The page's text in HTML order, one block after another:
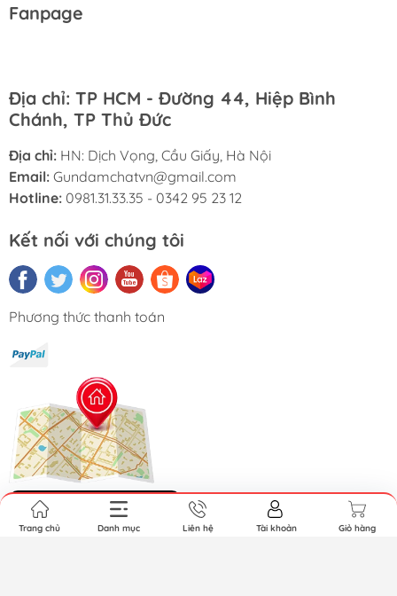
Fanpage
Địa chỉ: TP HCM - Đường 44, Hiệp Bình
Chánh, TP Thủ Đức
Địa chỉ: HN: Dịch Vọng, Cầu Giấy, Hà Nội
Email: Gundamchatvn@gmail.com
Hotline: 0981.31.33.35 - 0342 95 23 12
Kết nối với chúng tôi
Phương thức thanh toán
Hệ thống cửa hàng
Trang chủ Danh mục Liên hệ Tài khoản Giỏ hàng